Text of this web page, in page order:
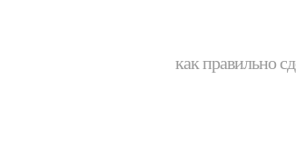
как правильно